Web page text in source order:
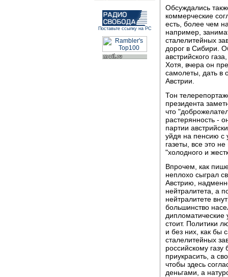
Поставьте ссылку на РС
Обсуждались
коммерческие
есть, более чем
например,
сталелитейных
дорог в Сибири.
австрийского
Хотя, вчера он
самолеты, дать в
Австрии.
Тон
президента
что
растерянность -
партии
уйдя на пенсию с
газеты, все это
"холодного и
Впрочем, как
неплохо сыграл
Австрию,
нейтралитета, а
нейтралитете
большинство
дипломатические
стоит. Политики
и без них, как бы
сталелитейных
российскому
приукрасить, а
чтобы здесь
деньгами, а